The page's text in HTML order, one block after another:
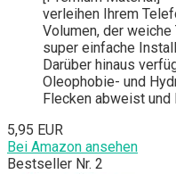
verleihen Ihrem
Volumen, der
super einfache
Darüber hinaus
Oleophobie- und
Flecken abweist
5,95 EUR
Bei Amazon ansehen
Bestseller Nr. 2